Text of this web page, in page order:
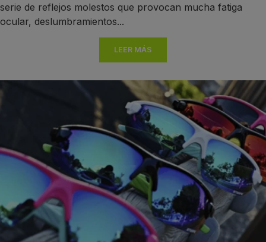
serie de reflejos molestos que provocan mucha fatiga
ocular, deslumbramientos...
LEER MÁS